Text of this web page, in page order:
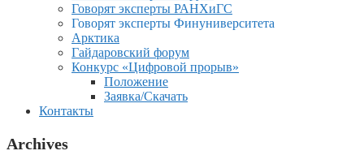
Говорят эксперты РАНХиГС
Говорят эксперты Финуниверситета
Арктика
Гайдаровский форум
Конкурс «Цифровой прорыв»
Положение
Заявка/Скачать
Контакты
Archives